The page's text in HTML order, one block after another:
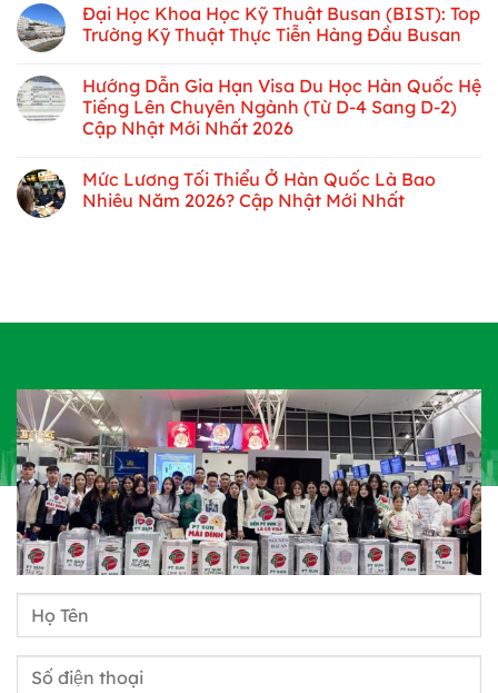
Đại Học Khoa Học Kỹ Thuật Busan (BIST): Top
Trường Kỹ Thuật Thực Tiễn Hàng Đầu Busan
Hướng Dẫn Gia Hạn Visa Du Học Hàn Quốc Hệ
Tiếng Lên Chuyên Ngành (Từ D-4 Sang D-2)
Cập Nhật Mới Nhất 2026
Mức Lương Tối Thiểu Ở Hàn Quốc Là Bao
Nhiêu Năm 2026? Cập Nhật Mới Nhất